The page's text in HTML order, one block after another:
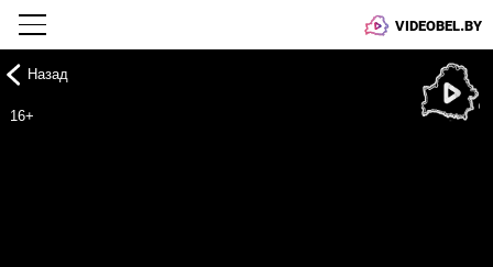
VIDEOBEL.BY
Назад
16+